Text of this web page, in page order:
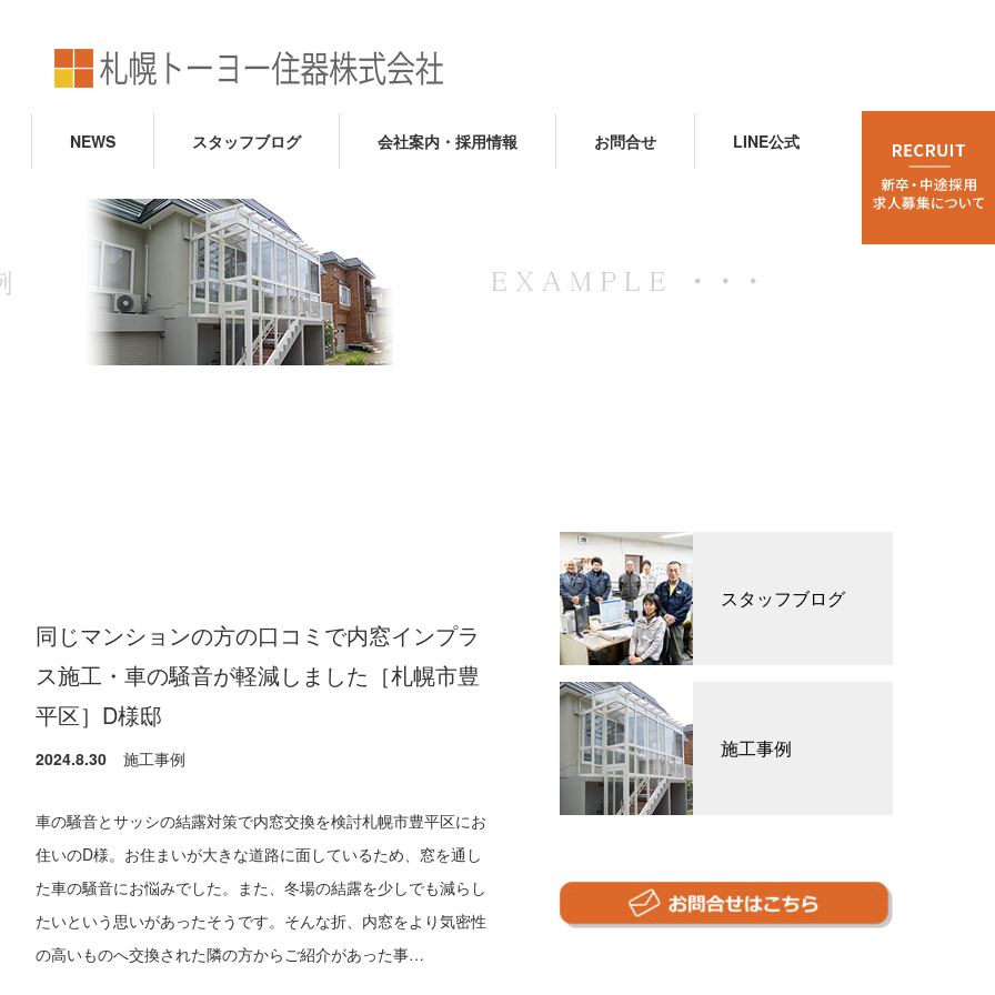
NEWS スタッフブログ 会社案内・採用情報 お問合せ LINE公式
同じマンションの方の口コミで内窓インプラ
ス施工・車の騒音が軽減しました［札幌市豊
平区］D様邸
2024.8.30 施工事例
車の騒音とサッシの結露対策で内窓交換を検討札幌市豊平区にお
住いのD様。お住まいが大きな道路に面しているため、窓を通し
た車の騒音にお悩みでした。また、冬場の結露を少しでも減らし
たいという思いがあったそうです。そんな折、内窓をより気密性
の高いものへ交換された隣の方からご紹介があった事…
スタッフブログ
施工事例